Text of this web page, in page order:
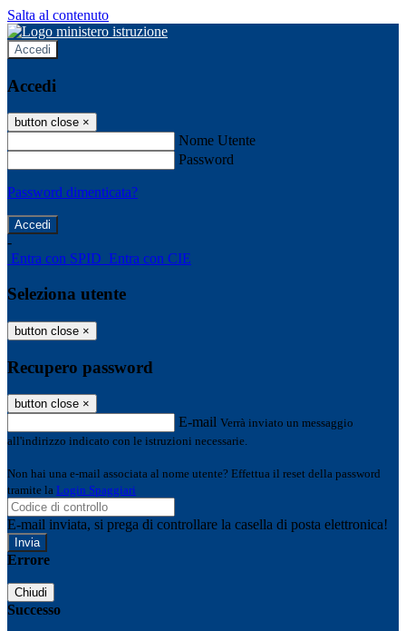
Salta al contenuto
Accedi
Accedi
button close ×
Nome Utente
Password
Password dimenticata?
-
Entra con SPID Entra con CIE
Seleziona utente
button close ×
Recupero password
button close ×
E-mail Verrà inviato un messaggio
all'indirizzo indicato con le istruzioni necessarie.
Non hai una e-mail associata al nome utente? Effettua il reset della password
tramite la Login Spaggiari
E-mail inviata, si prega di controllare la casella di posta elettronica!
Errore
Chiudi
Successo